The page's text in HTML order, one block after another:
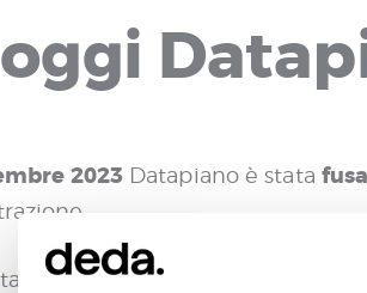
2023Datapiano è stata
operazione, Deda Next